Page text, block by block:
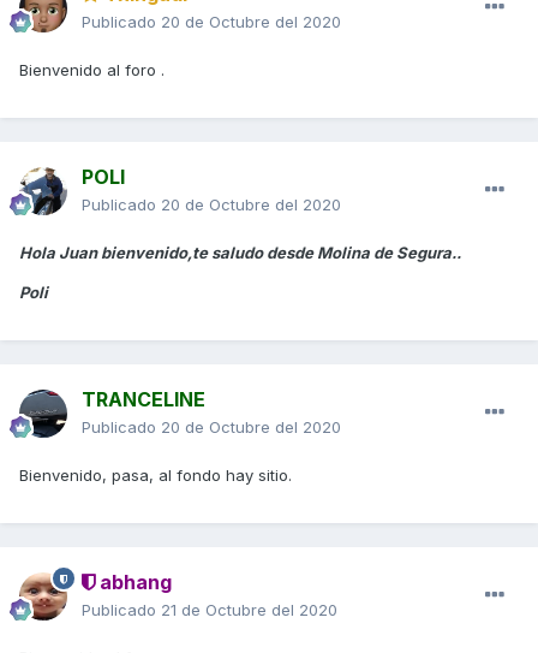
Publicado 20 de Octubre del 2020
Bienvenido al foro .
POLI
Publicado 20 de Octubre del 2020
Hola Juan bienvenido,te saludo desde Molina de Segura..
Poli
TRANCELINE
Publicado 20 de Octubre del 2020
Bienvenido, pasa, al fondo hay sitio.
abhang
Publicado 21 de Octubre del 2020